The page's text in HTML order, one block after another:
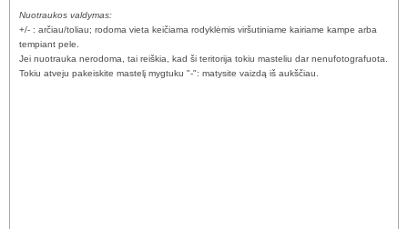
Nuotraukos valdymas:
+/- : arčiau/toliau; rodoma vieta keičiama rodyklėmis viršutiniame kairiame kampe arba
tempiant pele.
Jei nuotrauka nerodoma, tai reiškia, kad ši teritorija tokiu masteliu dar nenufotografuota.
Tokiu atveju pakeiskite mastelį mygtuku "-": matysite vaizdą iš aukščiau.